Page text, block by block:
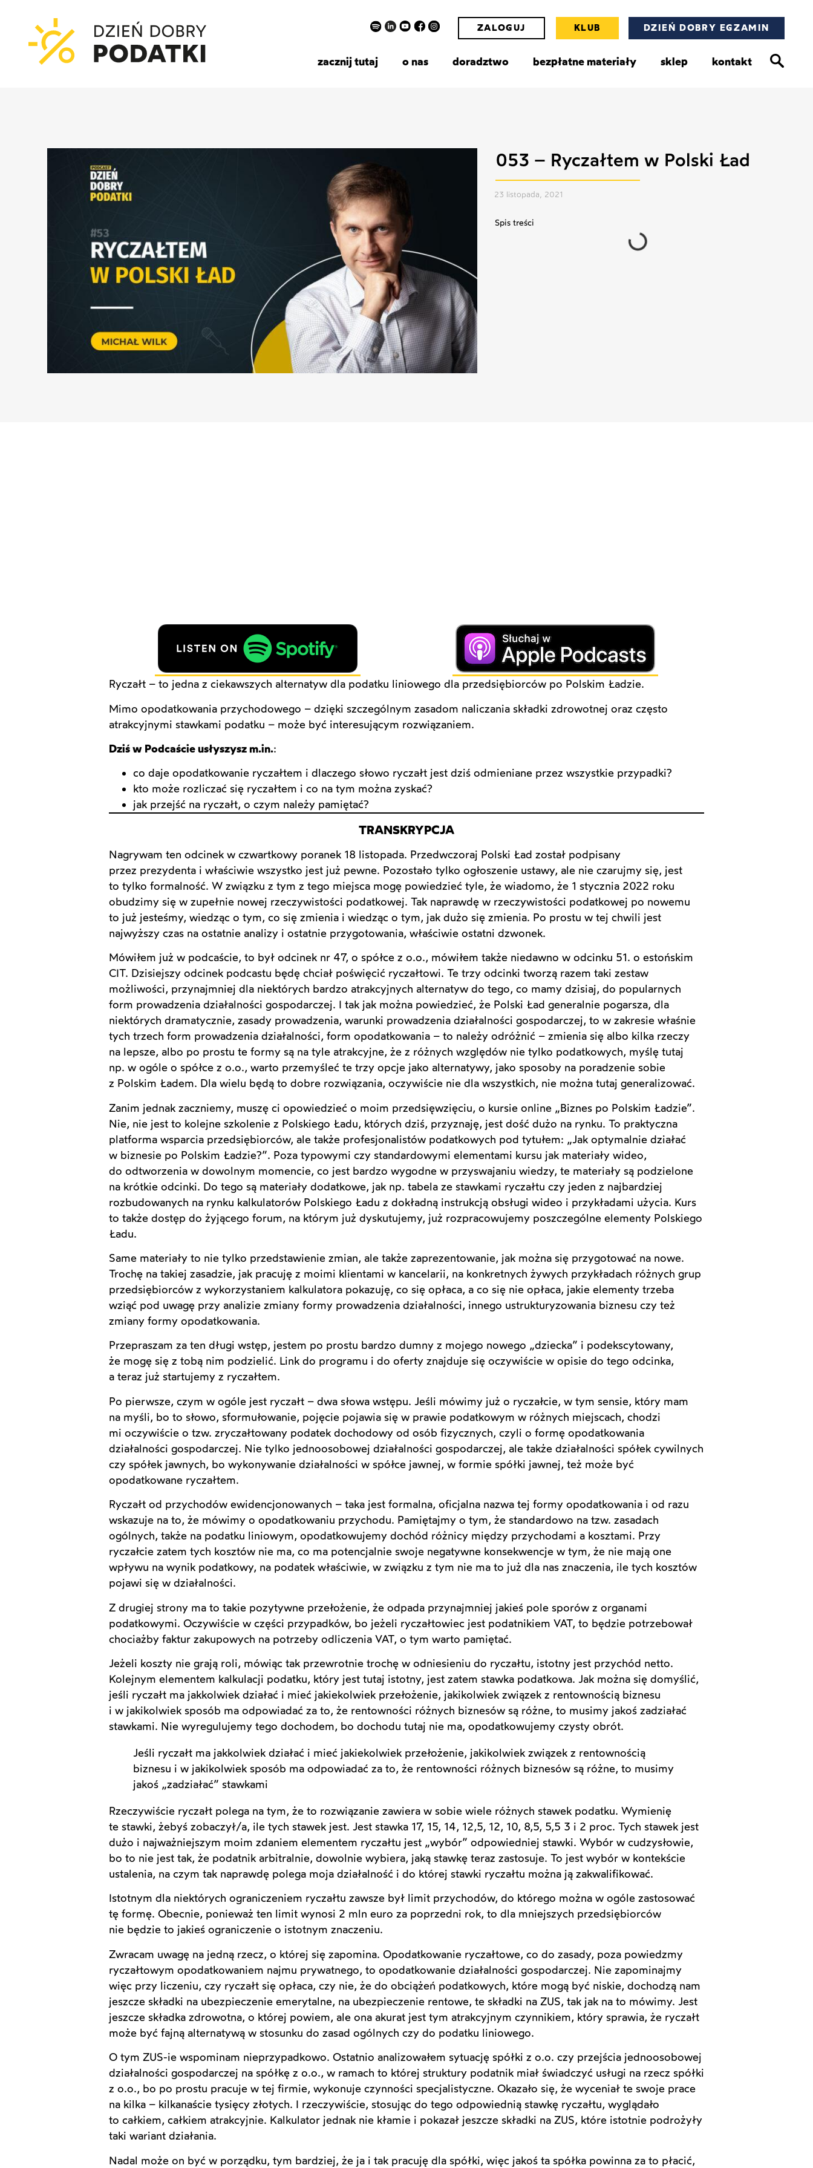
DZIEŃ DOBRY EGZAMIN
KLUB
ZALOGUJ
zacznij tutaj o nas doradztwo bezpłatne materiały sklep kontakt
053 – Ryczałtem w Polski Ład
23 listopada, 2021
Spis treści
Ryczałt – to jedna z ciekawszych alternatyw dla podatku liniowego dla przedsiębiorców po Polskim Ładzie.
Mimo opodatkowania przychodowego – dzięki szczególnym zasadom naliczania składki zdrowotnej oraz często
atrakcyjnymi stawkami podatku – może być interesującym rozwiązaniem.
Dziś w Podcaście usłyszysz m.in.:
co daje opodatkowanie ryczałtem i dlaczego słowo ryczałt jest dziś odmieniane przez wszystkie przypadki?
kto może rozliczać się ryczałtem i co na tym można zyskać?
jak przejść na ryczałt, o czym należy pamiętać?
TRANSKRYPCJA
Nagrywam ten odcinek w czwartkowy poranek 18 listopada. Przedwczoraj Polski Ład został podpisany
przez prezydenta i właściwie wszystko jest już pewne. Pozostało tylko ogłoszenie ustawy, ale nie czarujmy się, jest
to tylko formalność. W związku z tym z tego miejsca mogę powiedzieć tyle, że wiadomo, że 1 stycznia 2022 roku
obudzimy się w zupełnie nowej rzeczywistości podatkowej. Tak naprawdę w rzeczywistości podatkowej po nowemu
to już jesteśmy, wiedząc o tym, co się zmienia i wiedząc o tym, jak dużo się zmienia. Po prostu w tej chwili jest
najwyższy czas na ostatnie analizy i ostatnie przygotowania, właściwie ostatni dzwonek.
Mówiłem już w podcaście, to był odcinek nr 47, o spółce z o.o., mówiłem także niedawno w odcinku 51. o estońskim
CIT. Dzisiejszy odcinek podcastu będę chciał poświęcić ryczałtowi. Te trzy odcinki tworzą razem taki zestaw
możliwości, przynajmniej dla niektórych bardzo atrakcyjnych alternatyw do tego, co mamy dzisiaj, do popularnych
form prowadzenia działalności gospodarczej. I tak jak można powiedzieć, że Polski Ład generalnie pogarsza, dla
niektórych dramatycznie, zasady prowadzenia, warunki prowadzenia działalności gospodarczej, to w zakresie właśnie
tych trzech form prowadzenia działalności, form opodatkowania – to należy odróżnić – zmienia się albo kilka rzeczy
na lepsze, albo po prostu te formy są na tyle atrakcyjne, że z różnych względów nie tylko podatkowych, myślę tutaj
np. w ogóle o spółce z o.o., warto przemyśleć te trzy opcje jako alternatywy, jako sposoby na poradzenie sobie
z Polskim Ładem. Dla wielu będą to dobre rozwiązania, oczywiście nie dla wszystkich, nie można tutaj generalizować.
Zanim jednak zaczniemy, muszę ci opowiedzieć o moim przedsięwzięciu, o kursie online „Biznes po Polskim Ładzie”.
Nie, nie jest to kolejne szkolenie z Polskiego Ładu, których dziś, przyznaję, jest dość dużo na rynku. To praktyczna
platforma wsparcia przedsiębiorców, ale także profesjonalistów podatkowych pod tytułem: „Jak optymalnie działać
w biznesie po Polskim Ładzie?”. Poza typowymi czy standardowymi elementami kursu jak materiały wideo,
do odtworzenia w dowolnym momencie, co jest bardzo wygodne w przyswajaniu wiedzy, te materiały są podzielone
na krótkie odcinki. Do tego są materiały dodatkowe, jak np. tabela ze stawkami ryczałtu czy jeden z najbardziej
rozbudowanych na rynku kalkulatorów Polskiego Ładu z dokładną instrukcją obsługi wideo i przykładami użycia. Kurs
to także dostęp do żyjącego forum, na którym już dyskutujemy, już rozpracowujemy poszczególne elementy Polskiego
Ładu.
Same materiały to nie tylko przedstawienie zmian, ale także zaprezentowanie, jak można się przygotować na nowe.
Trochę na takiej zasadzie, jak pracuję z moimi klientami w kancelarii, na konkretnych żywych przykładach różnych grup
przedsiębiorców z wykorzystaniem kalkulatora pokazuję, co się opłaca, a co się nie opłaca, jakie elementy trzeba
wziąć pod uwagę przy analizie zmiany formy prowadzenia działalności, innego ustrukturyzowania biznesu czy też
zmiany formy opodatkowania.
Przepraszam za ten długi wstęp, jestem po prostu bardzo dumny z mojego nowego „dziecka” i podekscytowany,
że mogę się z tobą nim podzielić. Link do programu i do oferty znajduje się oczywiście w opisie do tego odcinka,
a teraz już startujemy z ryczałtem.
Po pierwsze, czym w ogóle jest ryczałt – dwa słowa wstępu. Jeśli mówimy już o ryczałcie, w tym sensie, który mam
na myśli, bo to słowo, sformułowanie, pojęcie pojawia się w prawie podatkowym w różnych miejscach, chodzi
mi oczywiście o tzw. zryczałtowany podatek dochodowy od osób fizycznych, czyli o formę opodatkowania
działalności gospodarczej. Nie tylko jednoosobowej działalności gospodarczej, ale także działalności spółek cywilnych
czy spółek jawnych, bo wykonywanie działalności w spółce jawnej, w formie spółki jawnej, też może być
opodatkowane ryczałtem.
Ryczałt od przychodów ewidencjonowanych – taka jest formalna, oficjalna nazwa tej formy opodatkowania i od razu
wskazuje na to, że mówimy o opodatkowaniu przychodu. Pamiętajmy o tym, że standardowo na tzw. zasadach
ogólnych, także na podatku liniowym, opodatkowujemy dochód różnicy między przychodami a kosztami. Przy
ryczałcie zatem tych kosztów nie ma, co ma potencjalnie swoje negatywne konsekwencje w tym, że nie mają one
wpływu na wynik podatkowy, na podatek właściwie, w związku z tym nie ma to już dla nas znaczenia, ile tych kosztów
pojawi się w działalności.
Z drugiej strony ma to takie pozytywne przełożenie, że odpada przynajmniej jakieś pole sporów z organami
podatkowymi. Oczywiście w części przypadków, bo jeżeli ryczałtowiec jest podatnikiem VAT, to będzie potrzebował
chociażby faktur zakupowych na potrzeby odliczenia VAT, o tym warto pamiętać.
Jeżeli koszty nie grają roli, mówiąc tak przewrotnie trochę w odniesieniu do ryczałtu, istotny jest przychód netto.
Kolejnym elementem kalkulacji podatku, który jest tutaj istotny, jest zatem stawka podatkowa. Jak można się domyślić,
jeśli ryczałt ma jakkolwiek działać i mieć jakiekolwiek przełożenie, jakikolwiek związek z rentownością biznesu
i w jakikolwiek sposób ma odpowiadać za to, że rentowności różnych biznesów są różne, to musimy jakoś zadziałać
stawkami. Nie wyregulujemy tego dochodem, bo dochodu tutaj nie ma, opodatkowujemy czysty obrót.
Jeśli ryczałt ma jakkolwiek działać i mieć jakiekolwiek przełożenie, jakikolwiek związek z rentownością
biznesu i w jakikolwiek sposób ma odpowiadać za to, że rentowności różnych biznesów są różne, to musimy
jakoś „zadziałać” stawkami
Rzeczywiście ryczałt polega na tym, że to rozwiązanie zawiera w sobie wiele różnych stawek podatku. Wymienię
te stawki, żebyś zobaczył/a, ile tych stawek jest. Jest stawka 17, 15, 14, 12,5, 12, 10, 8,5, 5,5 3 i 2 proc. Tych stawek jest
dużo i najważniejszym moim zdaniem elementem ryczałtu jest „wybór” odpowiedniej stawki. Wybór w cudzysłowie,
bo to nie jest tak, że podatnik arbitralnie, dowolnie wybiera, jaką stawkę teraz zastosuje. To jest wybór w kontekście
ustalenia, na czym tak naprawdę polega moja działalność i do której stawki ryczałtu można ją zakwalifikować.
Istotnym dla niektórych ograniczeniem ryczałtu zawsze był limit przychodów, do którego można w ogóle zastosować
tę formę. Obecnie, ponieważ ten limit wynosi 2 mln euro za poprzedni rok, to dla mniejszych przedsiębiorców
nie będzie to jakieś ograniczenie o istotnym znaczeniu.
Zwracam uwagę na jedną rzecz, o której się zapomina. Opodatkowanie ryczałtowe, co do zasady, poza powiedzmy
ryczałtowym opodatkowaniem najmu prywatnego, to opodatkowanie działalności gospodarczej. Nie zapominajmy
więc przy liczeniu, czy ryczałt się opłaca, czy nie, że do obciążeń podatkowych, które mogą być niskie, dochodzą nam
jeszcze składki na ubezpieczenie emerytalne, na ubezpieczenie rentowe, te składki na ZUS, tak jak na to mówimy. Jest
jeszcze składka zdrowotna, o której powiem, ale ona akurat jest tym atrakcyjnym czynnikiem, który sprawia, że ryczałt
może być fajną alternatywą w stosunku do zasad ogólnych czy do podatku liniowego.
O tym ZUS-ie wspominam nieprzypadkowo. Ostatnio analizowałem sytuację spółki z o.o. czy przejścia jednoosobowej
działalności gospodarczej na spółkę z o.o., w ramach to której struktury podatnik miał świadczyć usługi na rzecz spółki
z o.o., bo po prostu pracuje w tej firmie, wykonuje czynności specjalistyczne. Okazało się, że wyceniał te swoje prace
na kilka – kilkanaście tysięcy złotych. I rzeczywiście, stosując do tego odpowiednią stawkę ryczałtu, wyglądało
to całkiem, całkiem atrakcyjnie. Kalkulator jednak nie kłamie i pokazał jeszcze składki na ZUS, które istotnie podrożyły
taki wariant działania.
Nadal może on być w porządku, tym bardziej, że ja i tak pracuję dla spółki, więc jakoś ta spółka powinna za to płacić,